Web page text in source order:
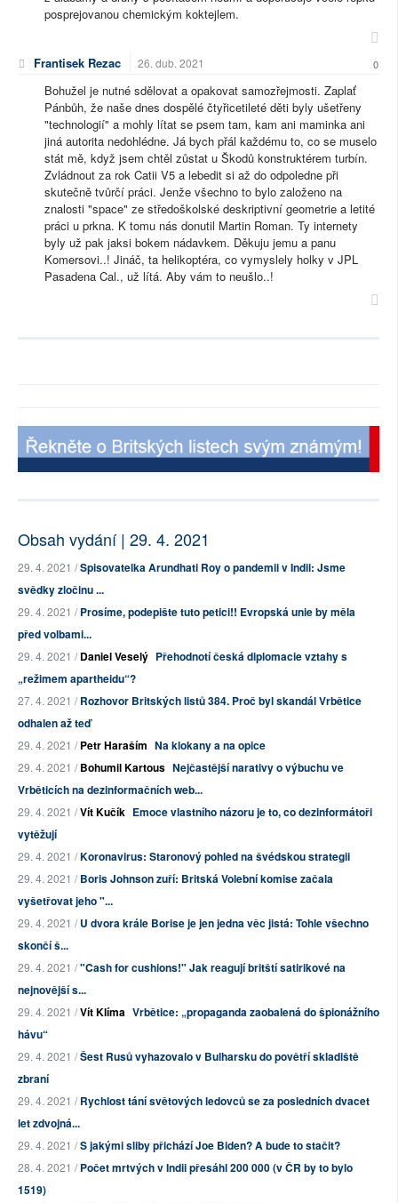
posprejovanou chemickým koktejlem.
Frantisek Rezac 26. dub. 2021 0
Bohužel je nutné sdělovat a opakovat samozřejmosti. Zaplať
Pánbůh, že naše dnes dospělé čtyřicetileté děti byly ušetřeny
"technologií" a mohly lítat se psem tam, kam ani maminka ani
jiná autorita nedohlédne. Já bych přál každému to, co se muselo
stát mě, když jsem chtěl zůstat u Škodů konstruktérem turbín.
Zvládnout za rok Catii V5 a lebedit si až do odpoledne při
skutečně tvůrčí práci. Jenže všechno to bylo založeno na
znalosti "space" ze středoškolské deskriptivní geometrie a letité
práci u prkna. K tomu nás donutil Martin Roman. Ty internety
byly už pak jaksi bokem nádavkem. Děkuju jemu a panu
Komersovi..! Jináč, ta helikoptéra, co vymyslely holky v JPL
Pasadena Cal., už lítá. Aby vám to neušlo..!
Obsah vydání | 29. 4. 2021
29. 4. 2021 /Spisovatelka Arundhati Roy o pandemii v Indii: Jsme
svědky zločinu ...
29. 4. 2021 /Prosíme, podepište tuto petici!! Evropská unie by měla
před volbami...
29. 4. 2021 /Daniel Veselý Přehodnotí česká diplomacie vztahy s
„režimem apartheidu“?
27. 4. 2021 /Rozhovor Britských listů 384. Proč byl skandál Vrbětice
odhalen až teď
29. 4. 2021 /Petr Haraším Na klokany a na opice
29. 4. 2021 /Bohumil Kartous Nejčastější narativy o výbuchu ve
Vrběticích na dezinformačních web...
29. 4. 2021 /Vít Kučík Emoce vlastního názoru je to, co dezinformátoři
vytěžují
29. 4. 2021 /Koronavirus: Staronový pohled na švédskou strategii
29. 4. 2021 /Boris Johnson zuří: Britská Volební komise začala
vyšetřovat jeho "...
29. 4. 2021 /U dvora krále Borise je jen jedna věc jistá: Tohle všechno
skončí š...
29. 4. 2021 /"Cash for cushions!" Jak reagují britští satirikové na
nejnovější s...
29. 4. 2021 /Vít Klíma Vrbětice: „propaganda zaobalená do špionážního
hávu“
29. 4. 2021 /Šest Rusů vyhazovalo v Bulharsku do povětří skladiště
zbraní
29. 4. 2021 /Rychlost tání světových ledovců se za posledních dvacet
let zdvojná...
29. 4. 2021 /S jakými sliby přichází Joe Biden? A bude to stačit?
28. 4. 2021 /Počet mrtvých v Indii přesáhl 200 000 (v ČR by to bylo
1519)